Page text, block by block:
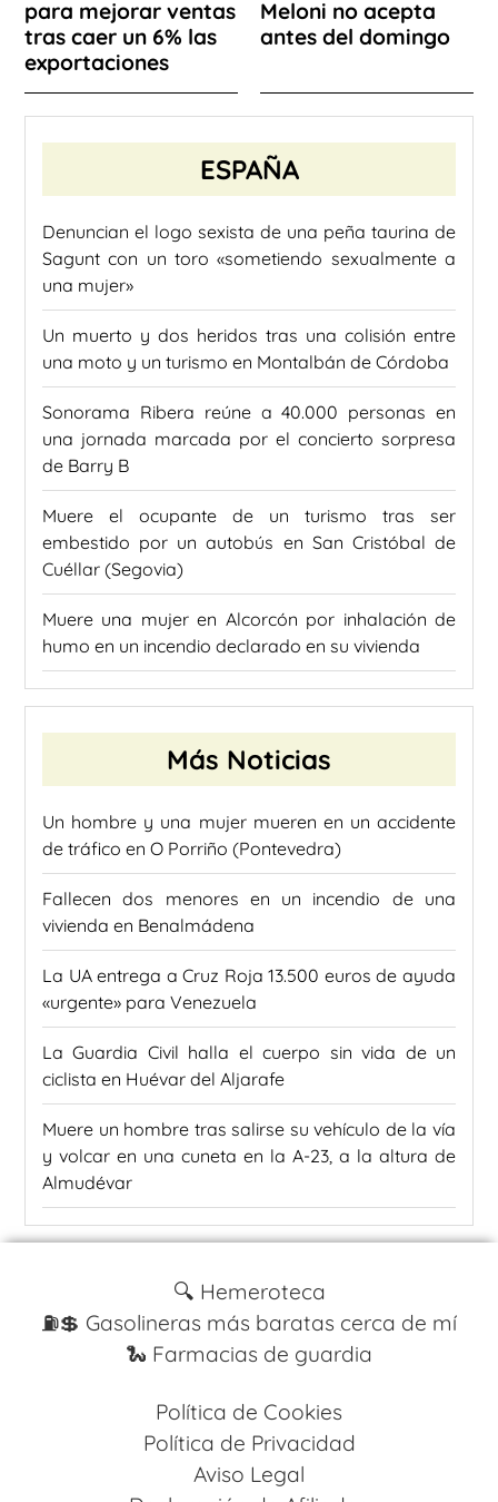
para mejorar ventas
tras caer un 6% las
exportaciones
Meloni no acepta
antes del domingo
ESPAÑA
Denuncian el logo sexista de una peña taurina de
Sagunt con un toro «sometiendo sexualmente a
una mujer»
Un muerto y dos heridos tras una colisión entre
una moto y un turismo en Montalbán de Córdoba
Sonorama Ribera reúne a 40.000 personas en
una jornada marcada por el concierto sorpresa
de Barry B
Muere el ocupante de un turismo tras ser
embestido por un autobús en San Cristóbal de
Cuéllar (Segovia)
Muere una mujer en Alcorcón por inhalación de
humo en un incendio declarado en su vivienda
Más Noticias
Un hombre y una mujer mueren en un accidente
de tráfico en O Porriño (Pontevedra)
Fallecen dos menores en un incendio de una
vivienda en Benalmádena
La UA entrega a Cruz Roja 13.500 euros de ayuda
«urgente» para Venezuela
La Guardia Civil halla el cuerpo sin vida de un
ciclista en Huévar del Aljarafe
Muere un hombre tras salirse su vehículo de la vía
y volcar en una cuneta en la A-23, a la altura de
Almudévar
🔍 Hemeroteca
⛽️💲 Gasolineras más baratas cerca de mí
🐍 Farmacias de guardia
Política de Cookies
Política de Privacidad
Aviso Legal